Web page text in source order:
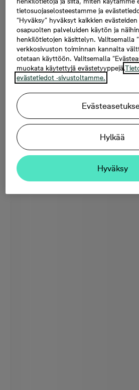
tietosuojaselosteestamme ja
“Hyväksy” hyväksyt kaikkien
osapuolten palveluiden käytön ja
henkilötietojen käsittelyn. Valitsemalla
verkkosivuston toiminnan kannalta
otetaan käyttöön. Valitsemalla
muokata käytettyjä evästetyyppejä.
evästetiedot -sivustoltamme.
Hylkää
Hyväksy